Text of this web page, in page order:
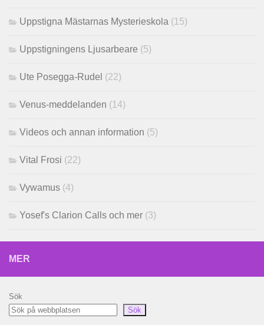
Uppstigna Mästarnas Mysterieskola (15)
Uppstigningens Ljusarbeare (5)
Ute Posegga-Rudel (22)
Venus-meddelanden (14)
Videos och annan information (5)
Vital Frosi (22)
Vywamus (4)
Yosef's Clarion Calls och mer (3)
MER
Sök
Sök